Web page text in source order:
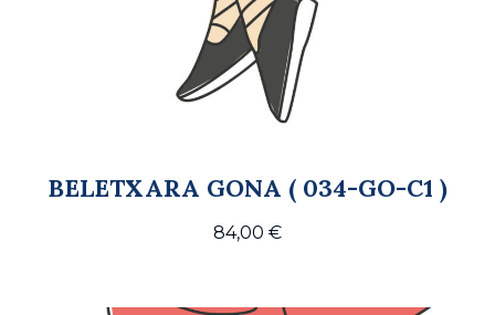
BELETXARA GONA ( 034-GO-C1 )
84,00 €